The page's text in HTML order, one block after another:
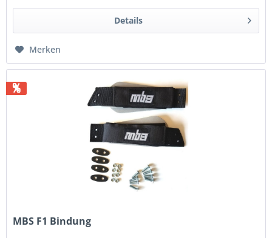
Details
Merken
%
MBS F1 Bindung